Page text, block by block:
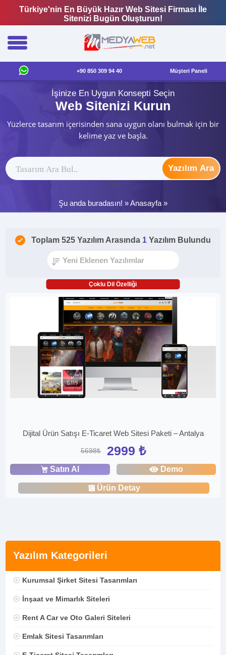
Türkiye'nin En Büyük Hazır Web Sitesi Firması İle
Sitenizi Bugün Oluşturun!
+90 850 309 94 40 Müşteri Paneli
İşinize En Uygun Konsepti Seçin
Web Sitenizi Kurun
Yüzlerce tasarım içerisinden sana uygun olanı bulmak için bir
kelime yaz ve başla.
Yazılım Ara
ytag
Şu anda buradasın! »Anasayfa »
Yazılım Kategorileri
Kurumsal Şirket Sitesi Tasarımları
İnşaat ve Mimarlık Siteleri
Rent A Car ve Oto Galeri Siteleri
Emlak Sitesi Tasarımları
Toplam 525 Yazılım Arasında 1 Yazılım Bulundu
Çoklu Dil Özelliği
Dijital Ürün Satışı E-Ticaret Web Sitesi Paketi – Antalya
5698₺ 2999 ₺
Satın Al Demo
Ürün Detay